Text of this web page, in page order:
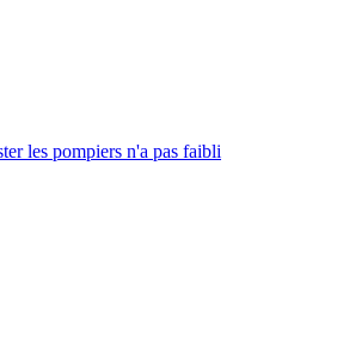
les pompiers n'a pas faibli